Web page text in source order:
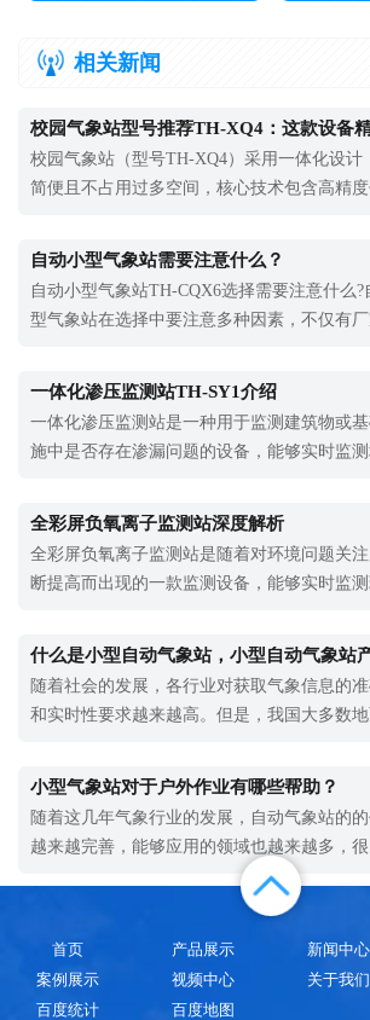
相关新闻
校园气象站（型号TH-XQ4）采用一体化设计
简便且不占用过多空间，核心技术包含高精
自动小型气象站需要注意什么？
自动小型气象站TH-CQX6选择需要注意什么?
型气象站在选择中要注意多种因素，不仅有厂
平，而且保证了人们的日常生产和生活中对气
监测。
一体化渗压监测站TH-SY1介绍
一体化渗压监测站是一种用于监测建筑物或
施中是否存在渗漏问题的设备，能够实时监
监测站主要用于监测滑坡体、堤坝内部的空隙
力或水位变化，能够通过智能算法进行数据分
预警，及时发现并处理问题，被广泛应用
全彩屏负氧离子监测站深度解析
全彩屏负氧离子监测站是随着对环境问题关
断提高而出现的一款监测设备，能够实时监
输，为环境保护部门提供可靠的数据支持。全
负氧离子监测站作为新型的环境监测设备，
用高集成模组化设计，标准化电器设计，可以
随着社会的发展，各行业对获取气象信息的
和实时性要求越来越高。但是，我国大多数
小型自动气象站呢？我们以天合TH-CQX10型
动气象站为例来给大家介绍一下~TH-CQX10
小型气象站对于户外作业有哪些帮助？
随着这几年气象行业的发展，自动气象站的
越来越完善，能够应用的领域也越来越多，
外现场作业的行业也开始使用小型气象站，小
象站在这些方面的应用有效避免了高温和恶劣
规划工作计划，提高了效率~TH-CQX10小型
象站采可对风速、风向、空气温度、湿度、
首页 产品展示 新闻中心
案例展示
视频中心 关于我们
百度统计
百度地图